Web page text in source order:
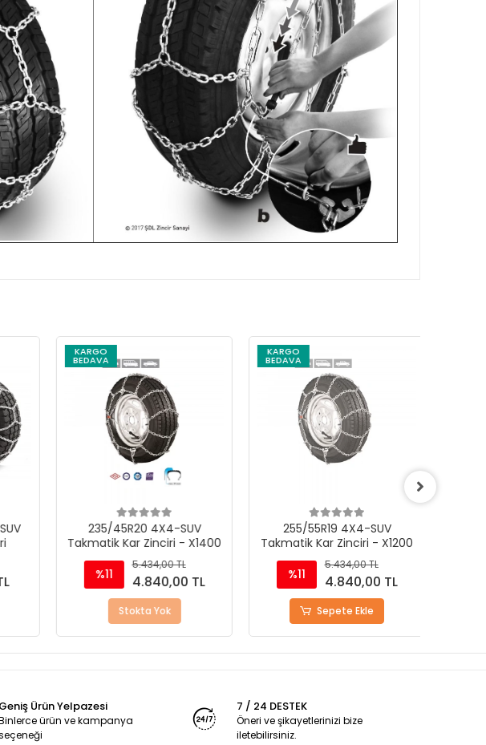
KARGO
BEDAVA
235/45R20 4X4-SUV
Takmatik Kar Zinciri - X1400
%11
5.434,00 TL
4.840,00 TL
Stokta Yok
KARGO
BEDAVA
255/55R19 4X4-SUV
Takmatik Kar Zinciri - X1200
%11
5.434,00 TL
4.840,00 TL
Sepete Ekle
Geniş Ürün Yelpazesi
ürün ve kampanya
7 / 24 DESTEK
Öneri ve şikayetlerinizi bize
iletebilirsiniz.